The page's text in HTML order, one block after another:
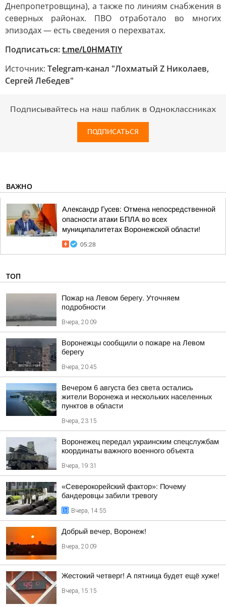
Днепропетровщина), а также по линиям снабжения в
северных районах. ПВО отработало во многих
эпизодах — есть сведения о перехватах.
Подписаться:t.me/L0HMATIY
Источник: Telegram-канал "Лохматый Z Николаев,
Сергей Лебедев"
Подписывайтесь на наш паблик в Одноклассниках
ПОДПИСАТЬСЯ
ВАЖНО
Александр Гусев: Отмена непосредственной
опасности атаки БПЛА во всех
муниципалитетах Воронежской области!
05:28
ТОП
Пожар на Левом берегу. Уточняем
подробности
Вчера, 20:09
Воронежцы сообщили о пожаре на Левом
берегу
Вчера, 20:45
Вечером 6 августа без света остались
жители Воронежа и нескольких населенных
пунктов в области
Вчера, 23:15
Воронежец передал украинским спецслужбам
координаты важного военного объекта
Вчера, 19:31
«Северокорейский фактор»: Почему
бандеровцы забили тревогу
Вчера, 14:55
Добрый вечер, Воронеж!
Вчера, 20:09
Жестокий четверг! А пятница будет ещё хуже!
Вчера, 15:15